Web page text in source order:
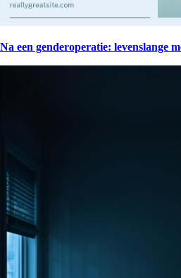
Na een genderoperatie: levenslange